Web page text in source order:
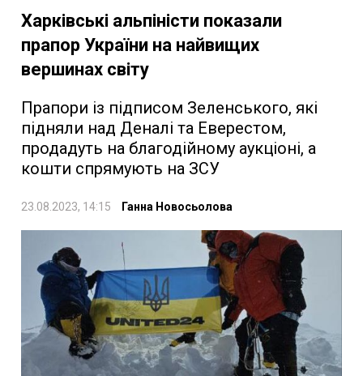
Харківські альпіністи показали
прапор України на найвищих
вершинах світу
Прапори із підписом Зеленського, які
підняли над Деналі та Еверестом,
продадуть на благодійному аукціоні, а
кошти спрямують на ЗСУ
23.08.2023, 14:15 Ганна Новосьолова